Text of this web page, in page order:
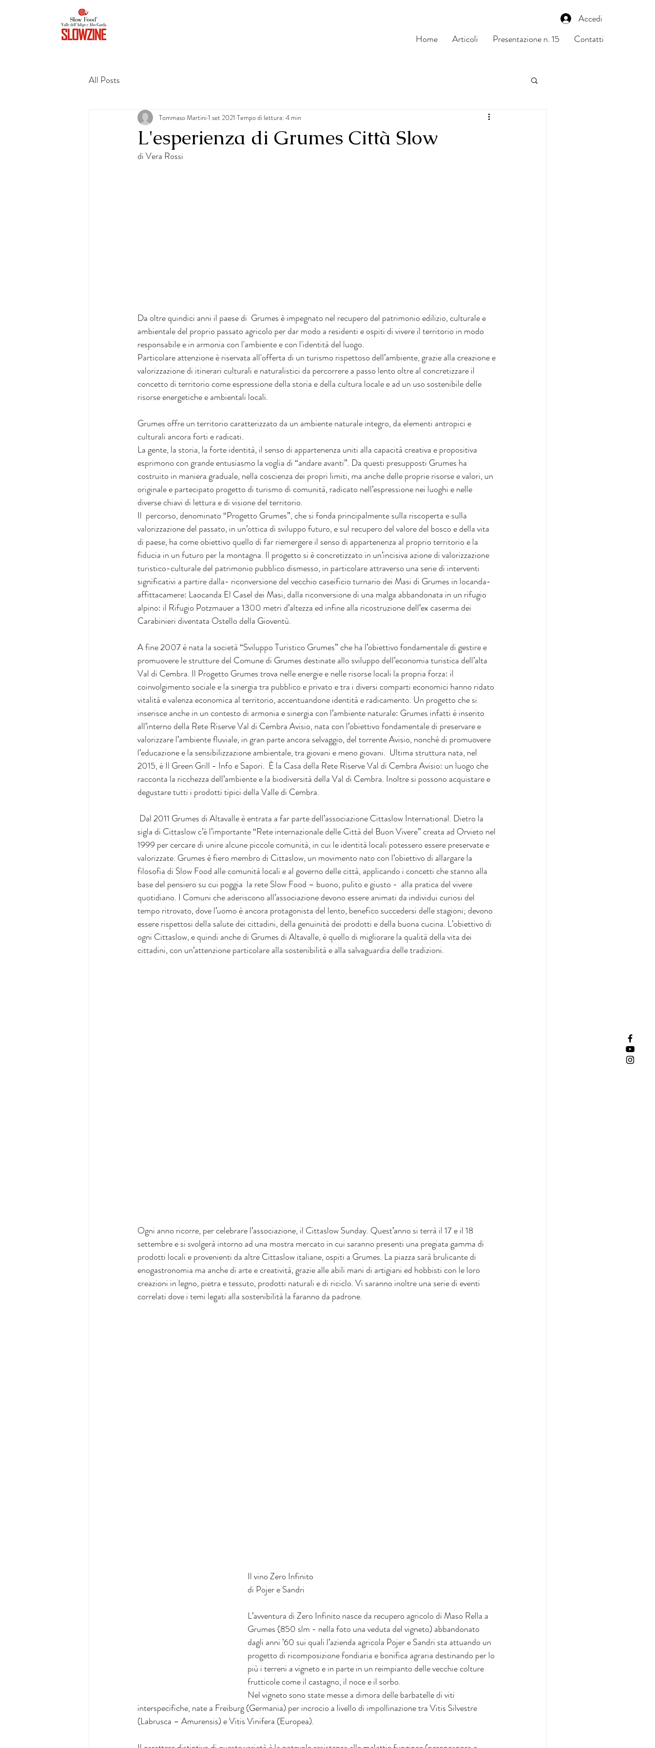
Accedi
Home
Articoli Presentazione n. 15 Contatti
All Posts
L'esperienza di Grumes Città Slow
Tommaso Martini 1 set 2021 Tempo di lettura: 4 min
di Vera Rossi
Da oltre quindici anni il paese di  Grumes è impegnato nel recupero del patrimonio edilizio, culturale e
ambientale del proprio passato agricolo per dar modo a residenti e ospiti di vivere il territorio in modo
responsabile e in armonia con l'ambiente e con l'identità del luogo.
Particolare attenzione è riservata all'offerta di un turismo rispettoso dell’ambiente, grazie alla creazione e
valorizzazione di itinerari culturali e naturalistici da percorrere a passo lento oltre al concretizzare il
concetto di territorio come espressione della storia e della cultura locale e ad un uso sostenibile delle
risorse energetiche e ambientali locali.
Grumes offre un territorio caratterizzato da un ambiente naturale integro, da elementi antropici e
culturali ancora forti e radicati.
La gente, la storia, la forte identità, il senso di appartenenza uniti alla capacità creativa e propositiva
esprimono con grande entusiasmo la voglia di “andare avanti”. Da questi presupposti Grumes ha
costruito in maniera graduale, nella coscienza dei propri limiti, ma anche delle proprie risorse e valori, un
originale e partecipato progetto di turismo di comunità, radicato nell’espressione nei luoghi e nelle
diverse chiavi di lettura e di visione del territorio.
Il  percorso, denominato “Progetto Grumes”, che si fonda principalmente sulla riscoperta e sulla
valorizzazione del passato, in un’ottica di sviluppo futuro, e sul recupero del valore del bosco e della vita
di paese, ha come obiettivo quello di far riemergere il senso di appartenenza al proprio territorio e la
fiducia in un futuro per la montagna. Il progetto si è concretizzato in un’incisiva azione di valorizzazione
turistico-culturale del patrimonio pubblico dismesso, in particolare attraverso una serie di interventi
significativi a partire dalla- riconversione del vecchio caseificio turnario dei Masi di Grumes in locanda-
affittacamere: Laocanda El Casel dei Masi, dalla riconversione di una malga abbandonata in un rifugio
alpino: il Rifugio Potzmauer a 1300 metri d’altezza ed infine alla ricostruzione dell’ex caserma dei
Carabinieri diventata Ostello della Gioventù.
A fine 2007 è nata la società “Sviluppo Turistico Grumes” che ha l’obiettivo fondamentale di gestire e
promuovere le strutture del Comune di Grumes destinate allo sviluppo dell’economia turistica dell’alta
Val di Cembra. Il Progetto Grumes trova nelle energie e nelle risorse locali la propria forza: il
coinvolgimento sociale e la sinergia tra pubblico e privato e tra i diversi comparti economici hanno ridato
vitalità e valenza economica al territorio, accentuandone identità e radicamento. Un progetto che si
inserisce anche in un contesto di armonia e sinergia con l’ambiente naturale: Grumes infatti è inserito
all’interno della Rete Riserve Val di Cembra Avisio, nata con l’obiettivo fondamentale di preservare e
valorizzare l’ambiente fluviale, in gran parte ancora selvaggio, del torrente Avisio, nonché di promuovere
l’educazione e la sensibilizzazione ambientale, tra giovani e meno giovani.  Ultima struttura nata, nel
2015, è Il Green Grill - Info e Sapori.  È la Casa della Rete Riserve Val di Cembra Avisio: un luogo che
racconta la ricchezza dell’ambiente e la biodiversità della Val di Cembra. Inoltre si possono acquistare e
degustare tutti i prodotti tipici della Valle di Cembra.
sigla di Cittaslow c’è l’importante “Rete internazionale delle Città del Buon Vivere” creata ad Orvieto nel
1999 per cercare di unire alcune piccole comunità, in cui le identità locali potessero essere preservate e
valorizzate. Grumes è fiero membro di Cittaslow, un movimento nato con l’obiettivo di allargare la
filosofia di Slow Food alle comunità locali e al governo delle città, applicando i concetti che stanno alla
base del pensiero su cui poggia  la rete Slow Food – buono, pulito e giusto -  alla pratica del vivere
quotidiano. I Comuni che aderiscono all’associazione devono essere animati da individui curiosi del
tempo ritrovato, dove l’uomo è ancora protagonista del lento, benefico succedersi delle stagioni; devono
essere rispettosi della salute dei cittadini, della genuinità dei prodotti e della buona cucina. L’obiettivo di
ogni Cittaslow, e quindi anche di Grumes di Altavalle, è quello di migliorare la qualità della vita dei
cittadini, con un’attenzione particolare alla sostenibilità e alla salvaguardia delle tradizioni.
Ogni anno ricorre, per celebrare l’associazione, il Cittaslow Sunday. Quest’anno si terrà il 17 e il 18
settembre e si svolgerà intorno ad una mostra mercato in cui saranno presenti una pregiata gamma di
prodotti locali e provenienti da altre Cittaslow italiane, ospiti a Grumes. La piazza sarà brulicante di
enogastronomia ma anche di arte e creatività, grazie alle abili mani di artigiani ed hobbisti con le loro
creazioni in legno, pietra e tessuto, prodotti naturali e di riciclo. Vi saranno inoltre una serie di eventi
correlati dove i temi legati alla sostenibilità la faranno da padrone.
Il vino Zero Infinito
di Pojer e Sandri
L’avventura di Zero Infinito nasce da recupero agricolo di Maso Rella a
Grumes (850 slm - nella foto una veduta del vigneto) abbandonato
dagli anni ’60 sui quali l’azienda agricola Pojer e Sandri sta attuando un
progetto di ricomposizione fondiaria e bonifica agraria destinando per lo
più i terreni a vigneto e in parte in un reimpianto delle vecchie colture
frutticole come il castagno, il noce e il sorbo.
Nel vigneto sono state messe a dimora delle barbatelle di viti
interspecifiche, nate a Freiburg (Germania) per incrocio a livello di impollinazione tra Vitis Silvestre
(Labrusca – Amurensis) e Vitis Vinifera (Europea).